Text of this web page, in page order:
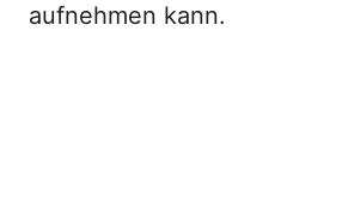
aufnehmen kann.